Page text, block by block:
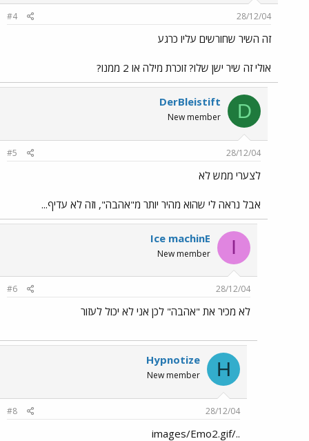
28/12/04
#4
זה השיר שחורשים עליו כרגע
אולי זה שיר ישן שלו? זוכרת מילה או 2 ממנו?
D
DerBleistift
New member
28/12/04
#5
לצערי ממש לא
אבל נראה לי שהוא מהיר יותר מ"אהבה", וזה לא עדיף...
I
Ice machinE
New member
28/12/04
#6
לא מכיר את "אהבה" לכן אני לא יכול לעזור
H
Hypnotize
New member
28/12/04
#8
../images/Emo2.gif